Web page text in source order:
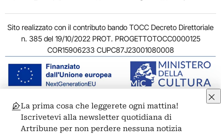
Sito realizzato con il contributo bando TOCC Decreto Direttoriale
n. 385 del 19/10/2022 PROT. PROGETTOTOCC0000125
COR15906233 CUPC87J23001080008
© 2011-2026 ARTRIBUNE srl – Corso Vittorio Emanuele II, 287 –
00186 Roma - P.I. 11381581005
Privacy: Responsabile della protezione dei dati personali
La prima cosa che leggerete ogni mattina!
Iscrivetevi alla newsletter quotidiana di
Artribune per non perdere nessuna notizia